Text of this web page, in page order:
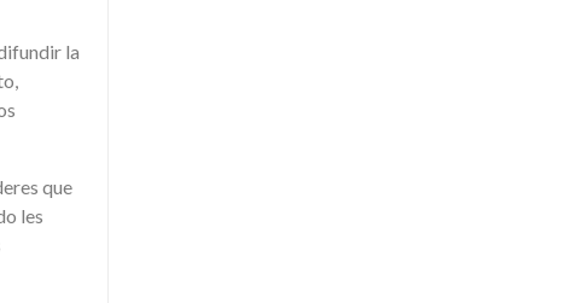
la
que
les